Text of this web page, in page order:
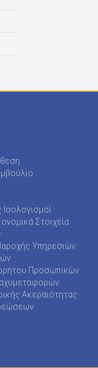
Στοιχεία
Υπηρεσιών
Προσωπικών
Ακεραιότητας